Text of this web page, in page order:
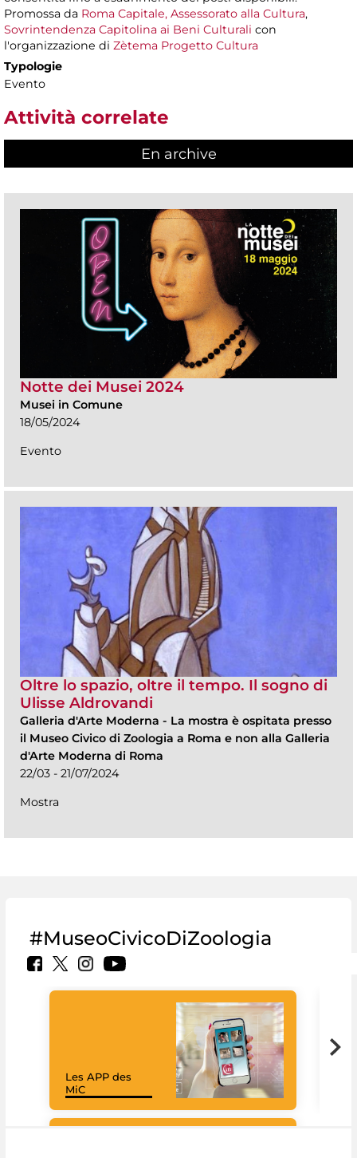
Promossa da Roma Capitale, Assessorato alla Cultura,
Sovrintendenza Capitolina ai Beni Culturali con
l'organizzazione di Zètema Progetto Cultura
Typologie
Evento
Attività correlate
En archive
Notte dei Musei 2024
Musei in Comune
18/05/2024
Evento
Oltre lo spazio, oltre il tempo. Il sogno di
Ulisse Aldrovandi
Galleria d'Arte Moderna - La mostra è ospitata presso
il Museo Civico di Zoologia a Roma e non alla Galleria
d'Arte Moderna di Roma
22/03 - 21/07/2024
Mostra
#MuseoCivicoDiZoologia
Les APP des
MiC